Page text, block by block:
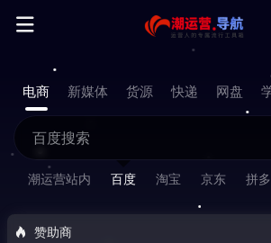
电商 新媒体 货源 快递 网盘
潮运营站内 百度 淘宝 京东 拼
赞助商